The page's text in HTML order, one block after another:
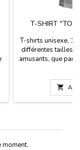
T-SHIRT
T-shirts unisexe,
différentes tailles
amusants, que

moment.